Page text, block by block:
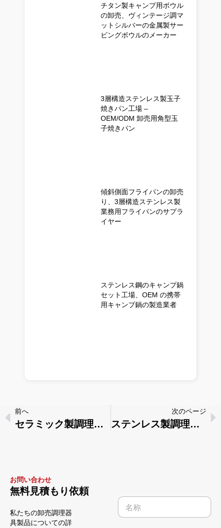
チタン製キャンプ用ボウル
の卸売、ヴィンテージ調マ
ットシルバーの金属製サー
ビングボウルのメーカー
3層構造ステンレス製玉子
焼きパン工場 –
OEM/ODM 卸売用角型玉
子焼きパン
傾斜側面フライパンの卸売
り、3層構造ステンレス製
業務用フライパンのサプラ
イヤー
ステンレス鋼のキャンプ鍋
セット工場、OEM の携帯
用キャンプ鍋の製造業者
前へ
セラミック製調理器具とステンレス製調理器具-その違いは？
次のページ
ステンレス製調理器具はオーブンに入れられるか？
お問い合わせ
無料見積もり依頼
私たちの卸売調理器
具製品についての詳
名
*